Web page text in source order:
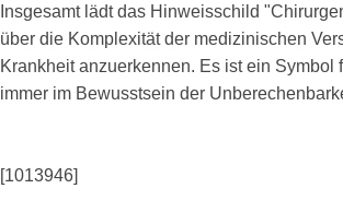
Insgesamt lädt das Hinweisschild
über die Komplexität der medizinischen
Krankheit anzuerkennen. Es ist ein
immer im Bewusstsein der
[1013946]